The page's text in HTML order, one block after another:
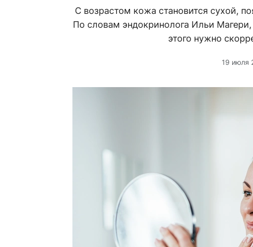
С возрастом кожа становится сухой,
По словам эндокринолога Ильи
этого нужно
19 июля